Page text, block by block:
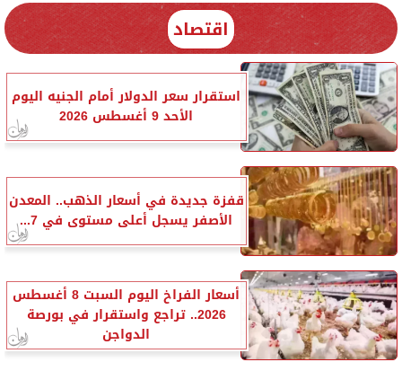
اقتصاد
استقرار سعر الدولار أمام الجنيه اليوم
الأحد 9 أغسطس 2026
قفزة جديدة في أسعار الذهب.. المعدن
الأصفر يسجل أعلى مستوى في 7...
أسعار الفراخ اليوم السبت 8 أغسطس
2026.. تراجع واستقرار في بورصة
الدواجن